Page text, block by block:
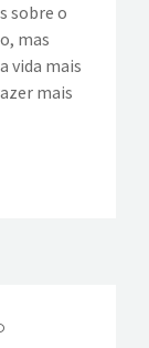
sobre o
mas
vida mais
mais